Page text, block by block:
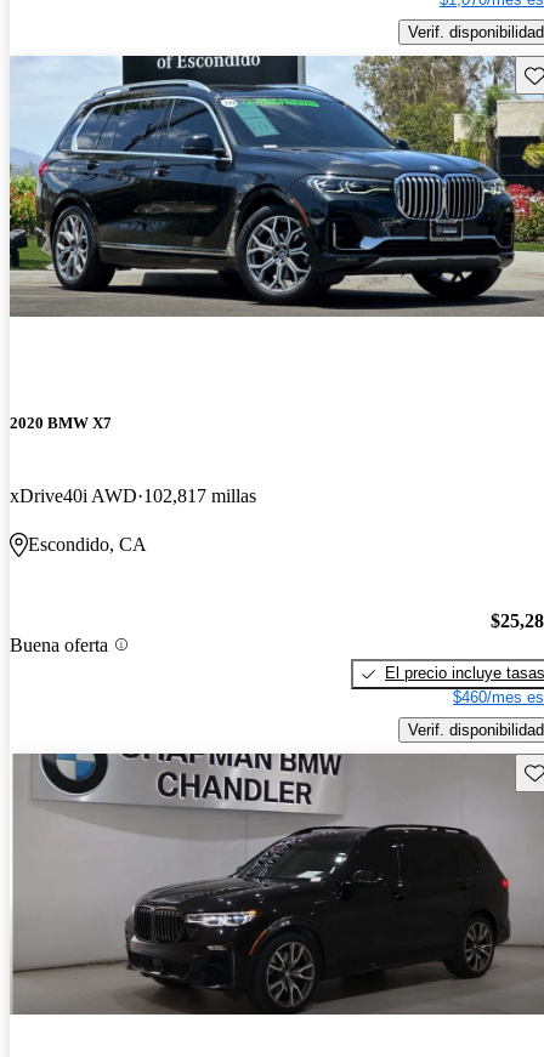
Verif. disponibilidad
2020 BMW X7
xDrive40i AWD 102,817 millas
Escondido, CA
Buena oferta
El precio incluye tasas
$460/mes
Verif. disponibilidad